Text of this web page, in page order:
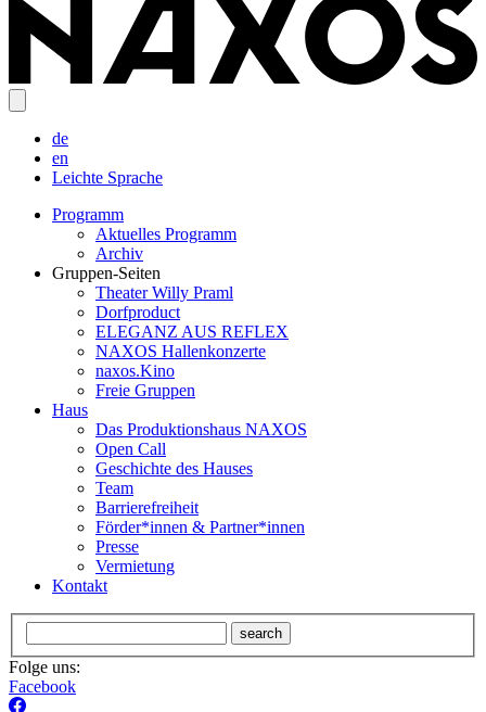
de
en
Leichte Sprache
Programm
Aktuelles Programm
Archiv
Gruppen-Seiten
Theater Willy Praml
Dorfproduct
ELEGANZ AUS REFLEX
NAXOS Hallenkonzerte
naxos.Kino
Freie Gruppen
Haus
Das Produktionshaus NAXOS
Open Call
Geschichte des Hauses
Team
Barrierefreiheit
Förder*innen & Partner*innen
Presse
Vermietung
Kontakt
search
Folge uns:
Facebook